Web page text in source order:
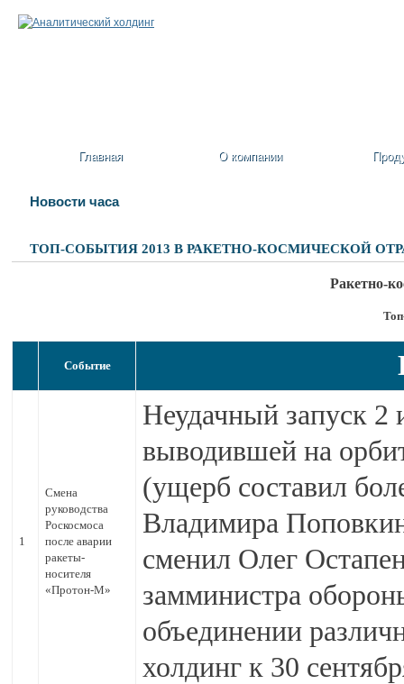
Главная О компании
Новости часа
ТОП-СОБЫТИЯ 2013 В РАКЕТНО-КОСМИЧЕСКОЙ
Ракетно-
Событие
1
Смена
руководства
Роскосмоса
после аварии
ракеты-
носителя
«Протон-М»
Неудачный запуск 2
выводившей на
(ущерб составил
Владимира
сменил Олег
замминистра
объединении
холдинг к 30